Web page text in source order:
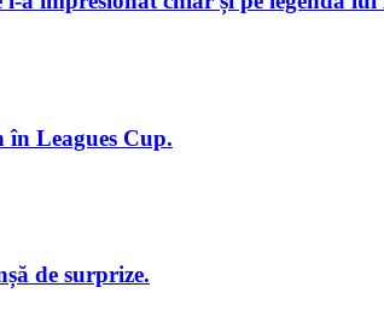
în Leagues Cup.
de surprize.